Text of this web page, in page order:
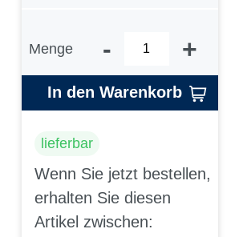
Menge - +
In den Warenkorb
lieferbar
Wenn Sie jetzt bestellen,
erhalten Sie diesen
Artikel zwischen: